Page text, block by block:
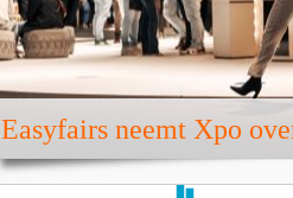
Easyfairs neemt Xpo